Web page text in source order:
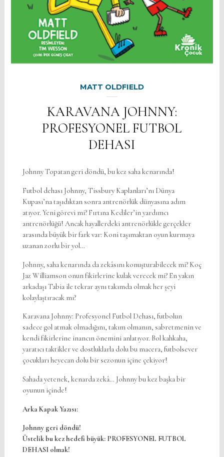
MATT OLDFIELD
KARAVANA JOHNNY:
PROFESYONEL FUTBOL
DEHASI
Johnny Topatan geri döndü, bu kez saha kenarında!
Futbol dehası Johnny, Tissbury Kaplanları’nı Dünya
Kupası’na taşıdıktan sonra antrenörlük dünyasına adım
atıyor. Yeni görevi mi? Fırtına Kediler’in yardımcı
antrenörlüğü! Ancak hayallerdeki antrenörlükle gerçekler
arasında büyük bir fark var: Koni taşımaktan oyun kurmaya
uzanan zorlu bir yol…
Johnny, saha kenarında da zekâsını konuşturabilecek mi? Koç
Jaz Williamson onun fikirlerine kulak verecek mi? En yakın
arkadaşı Tabia ile tekrar aynı takımda olmak her şeyi
kolaylaştıracak mı?
Karavana Johnny: Profesyonel Futbol Dehası, futbolun
sadece gol atmak olmadığını, takım olmanın, sabretmenin ve
kendi fikirlerine inancın önemini anlatıyor. Bol kahkaha,
yaratıcı taktikler ve dostluklarla dolu bu macera, futbolsever
çocukları heyecan dolu bir sezonun içine çekiyor!
Sahada yetenek, kenarda zekâ… Johnny bu kez başka bir
oyunun içinde!
Arka Kapak Yazısı:
Johnny geri döndü!
Üstelik bu kez hedefi büyük: PROFESYONEL FUTBOL
DEHASI olmak!